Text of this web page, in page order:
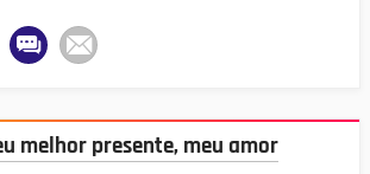
melhor presente, meu amor